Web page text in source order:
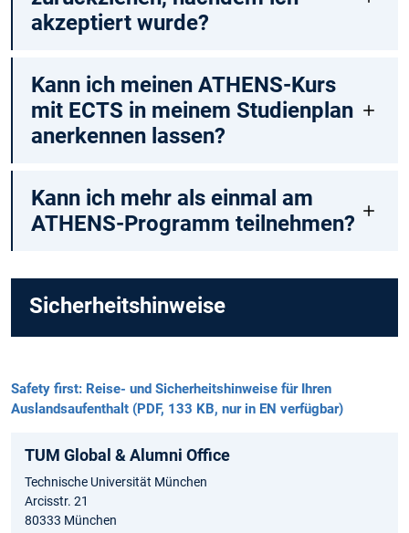
akzeptiert wurde?
Kann ich meinen ATHENS-Kurs
mit ECTS in meinem Studienplan
anerkennen lassen?
Kann ich mehr als einmal am
ATHENS-Programm teilnehmen?
Sicherheitshinweise
Safety first: Reise- und Sicherheitshinweise für Ihren
Auslandsaufenthalt (PDF, 133 KB, nur in EN verfügbar)
TUM Global & Alumni Office
Technische Universität München
Arcisstr. 21
80333 München